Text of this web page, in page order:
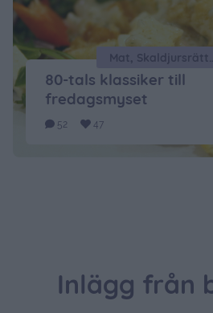
80-tals klassiker till
fredagsmyset
52 47
Inlägg från